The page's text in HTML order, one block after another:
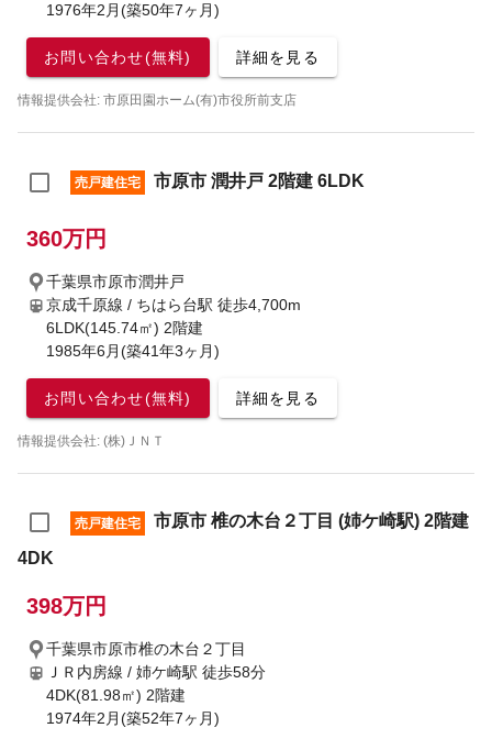
1976年2月(築50年7ヶ月)
お問い合わせ(無料) 詳細を見る
情報提供会社: 市原田園ホーム(有)市役所前支店
売戸建住宅 市原市 潤井戸 2階建 6LDK
360万円
千葉県市原市潤井戸
京成千原線 / ちはら台駅 徒歩4,700m
6LDK(145.74㎡) 2階建
1985年6月(築41年3ヶ月)
お問い合わせ(無料) 詳細を見る
情報提供会社: (株)ＪＮＴ
売戸建住宅
市原市 椎の木台２丁目 (姉ケ崎駅) 2階建
4DK
398万円
千葉県市原市椎の木台２丁目
ＪＲ内房線 / 姉ケ崎駅 徒歩58分
4DK(81.98㎡) 2階建
1974年2月(築52年7ヶ月)